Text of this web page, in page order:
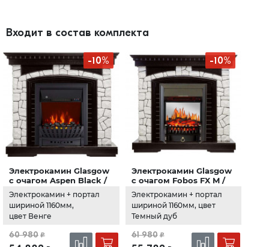
Входит в состав комплекта
-10%
Электрокамин Glasgow
с очагом Aspen Black /
Brass Венге
(RoyalFlame)
Электрокамин + портал
шириной 1160мм,
цвет Венге
60 980 ₽
-10%
Электрокамин Glasgow
с очагом Fobos FX M /
Majestic FX M Венге
(RoyalFlame)
Электрокамин + портал
шириной 1160мм, цвет
Темный дуб
61 980 ₽